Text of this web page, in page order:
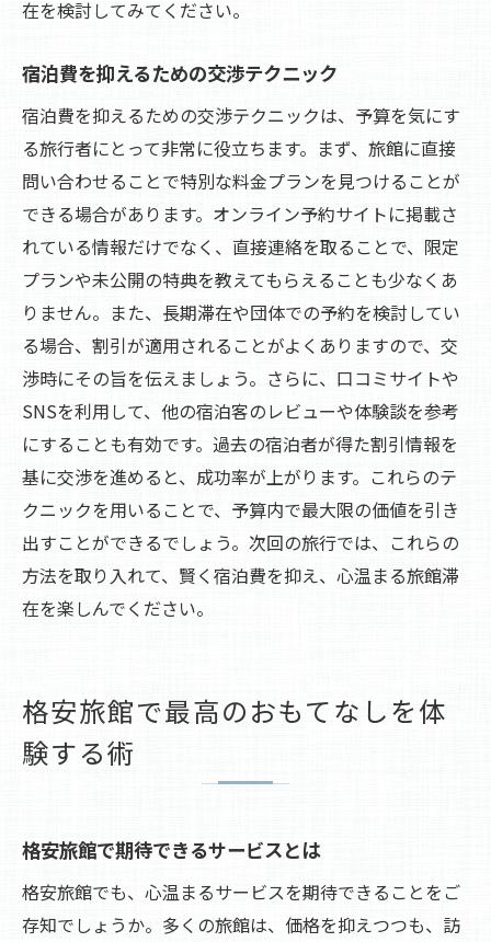
在を検討してみてください。
宿泊費を抑えるための交渉テクニック
宿泊費を抑えるための交渉テクニックは、予算を気にす
る旅行者にとって非常に役立ちます。まず、旅館に直接
問い合わせることで特別な料金プランを見つけることが
できる場合があります。オンライン予約サイトに掲載さ
れている情報だけでなく、直接連絡を取ることで、限定
プランや未公開の特典を教えてもらえることも少なくあ
りません。また、長期滞在や団体での予約を検討してい
る場合、割引が適用されることがよくありますので、交
渉時にその旨を伝えましょう。さらに、口コミサイトや
SNSを利用して、他の宿泊客のレビューや体験談を参考
にすることも有効です。過去の宿泊者が得た割引情報を
基に交渉を進めると、成功率が上がります。これらのテ
クニックを用いることで、予算内で最大限の価値を引き
出すことができるでしょう。次回の旅行では、これらの
方法を取り入れて、賢く宿泊費を抑え、心温まる旅館滞
在を楽しんでください。
格安旅館で最高のおもてなしを体
験する術
格安旅館で期待できるサービスとは
格安旅館でも、心温まるサービスを期待できることをご
存知でしょうか。多くの旅館は、価格を抑えつつも、訪